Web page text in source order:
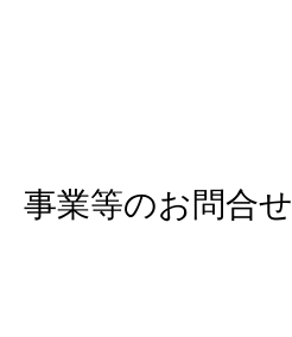
事業等のお問合せ